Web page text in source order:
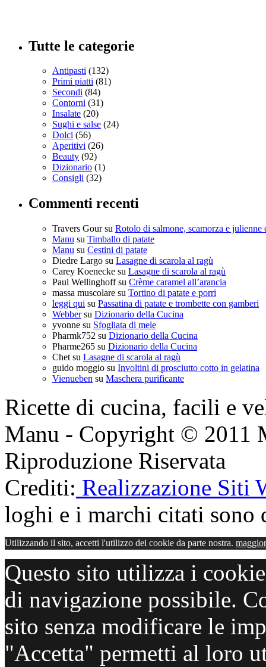
Tutte le categorie
Antipasti (132)
Primi piatti (81)
Secondi (84)
Contorni (31)
Insalate (20)
Sughi e salse (24)
Dolci (56)
Aperitivi (26)
Beauty (92)
Dizionario (1)
Consigli (32)
Commenti recenti
Travers Goursu Rotolo di salmone, scamorza e julienne
Manu su Timballo di patate
Manu su Cestini di patate
Diedre Largo su Lasagne di scarola al ragù
Carey Koenecke su Lasagne di scarola al ragù
Paul Wellinghoffsu Crème caramel all’arancia
massa muscolare su Tortino di patate e porri
leggi qui su Passatina di patate e trombette con gamberi
Webbersu Dizionario della Cucina
yvonne su Sfogliata di mele
Pharmk752 su Dizionario della Cucina
Pharme265 su Dizionario della Cucina
Chet su Lasagne di scarola al ragù
guido moggio su Involtini di prosciutto cotto in gelatina
Vienueben su Maschera purificante
Ricette di cucina, facili e
Manu - Copyright © 2011
Riproduzione Riservata
Crediti: Realizzazione Siti
loghi e i marchi citati
Utilizzando il sito, accetti l'utilizzo dei cookie da parte nostra.
Questo sito utilizza i
di navigazione possibile.
sito senza modificare le
"Accetta" permetti al loro